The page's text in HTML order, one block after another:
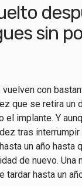
sin
con
que se retira un
implante. Y
tras
un año hasta
de nuevo. Una
hasta un